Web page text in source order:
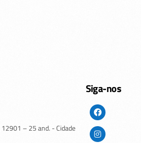
12901 – 25 and. - Cidade
Siga-nos